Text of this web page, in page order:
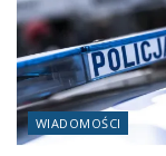
WIADOMOŚCI